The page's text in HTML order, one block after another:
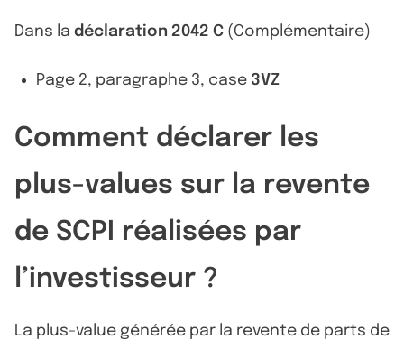
Dans la déclaration 2042 C (Complémentaire)
Page 2, paragraphe 3, case 3VZ
Comment déclarer les
plus-values sur la revente
de SCPI réalisées par
l’investisseur ?
La plus-value générée par la revente de parts de